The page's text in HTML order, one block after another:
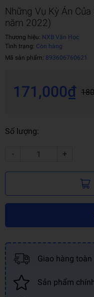
Những Vụ Kỳ Án
năm 2022)
Thương hiệu: NXB Văn Học
Tình trạng: Còn hàng
Mã sản phẩm: 893606760621
171,000₫
Số lượng:
- +
Giao hàng
Sản phẩm